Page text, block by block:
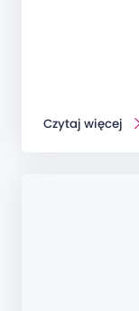
Czytaj więcej